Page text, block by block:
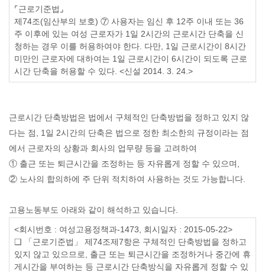
⌜근로기준법 ⌟
제74조(임산부의 보호) ⑦ 사용자는 임신 후 12주 이내 또는 36
주 이후에 있는 여성 근로자가 1 일 2시간의 근로시간 단축을 신
청하는 경우 이를 허용하여야 한다 다만 , 1 일 근로시간이 8시간
미만인 근로자에 대하여는 1 일 근로시간이 6시간이 되도록 근로
시간 단축을 허용할 수 있다 . <신설 2014. 3. 24.>
근로시간 단축방법은 법에서 구체적인 단축방법을 정하고 있지 않
다는 점
, 1 일 2시간의 단축은 법으로 정한 최소한의 규정이라는 점
에서 근로자의 상황과 회사의 업무량 등을 고려하여
① 출근 또는 퇴근시간을 조정하는 등 자유롭게 정할 수 있으며
② 노사의 합의하에 주 단위 적치하여 사용하는 것도 가능합니다
고용노동부도 아래와 같이 해석하고 있습니다
<회시번호 : 여성고용정책과-1473, 회시일자 : 2015-05-22>
❑ 「 근로기준법 」 제74조제7항은 구체적인 단축방법을 정하고
있지 않고 있으므로
출근 또는 퇴근시간을 조정하거나 중간에 휴
게시간을 부여하는 등 근로시간 단축방식을 자유롭게 정할 수 있